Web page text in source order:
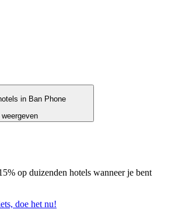
weergeven
op duizenden hotels wanneer je bent
doe het nu!